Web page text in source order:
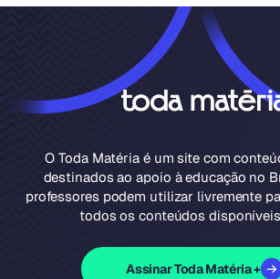
O Toda Matéria é um site com
destinados ao apoio à educação no
professores podem utilizar livremente
todos os conteúdos
Assinar Toda Matéria +